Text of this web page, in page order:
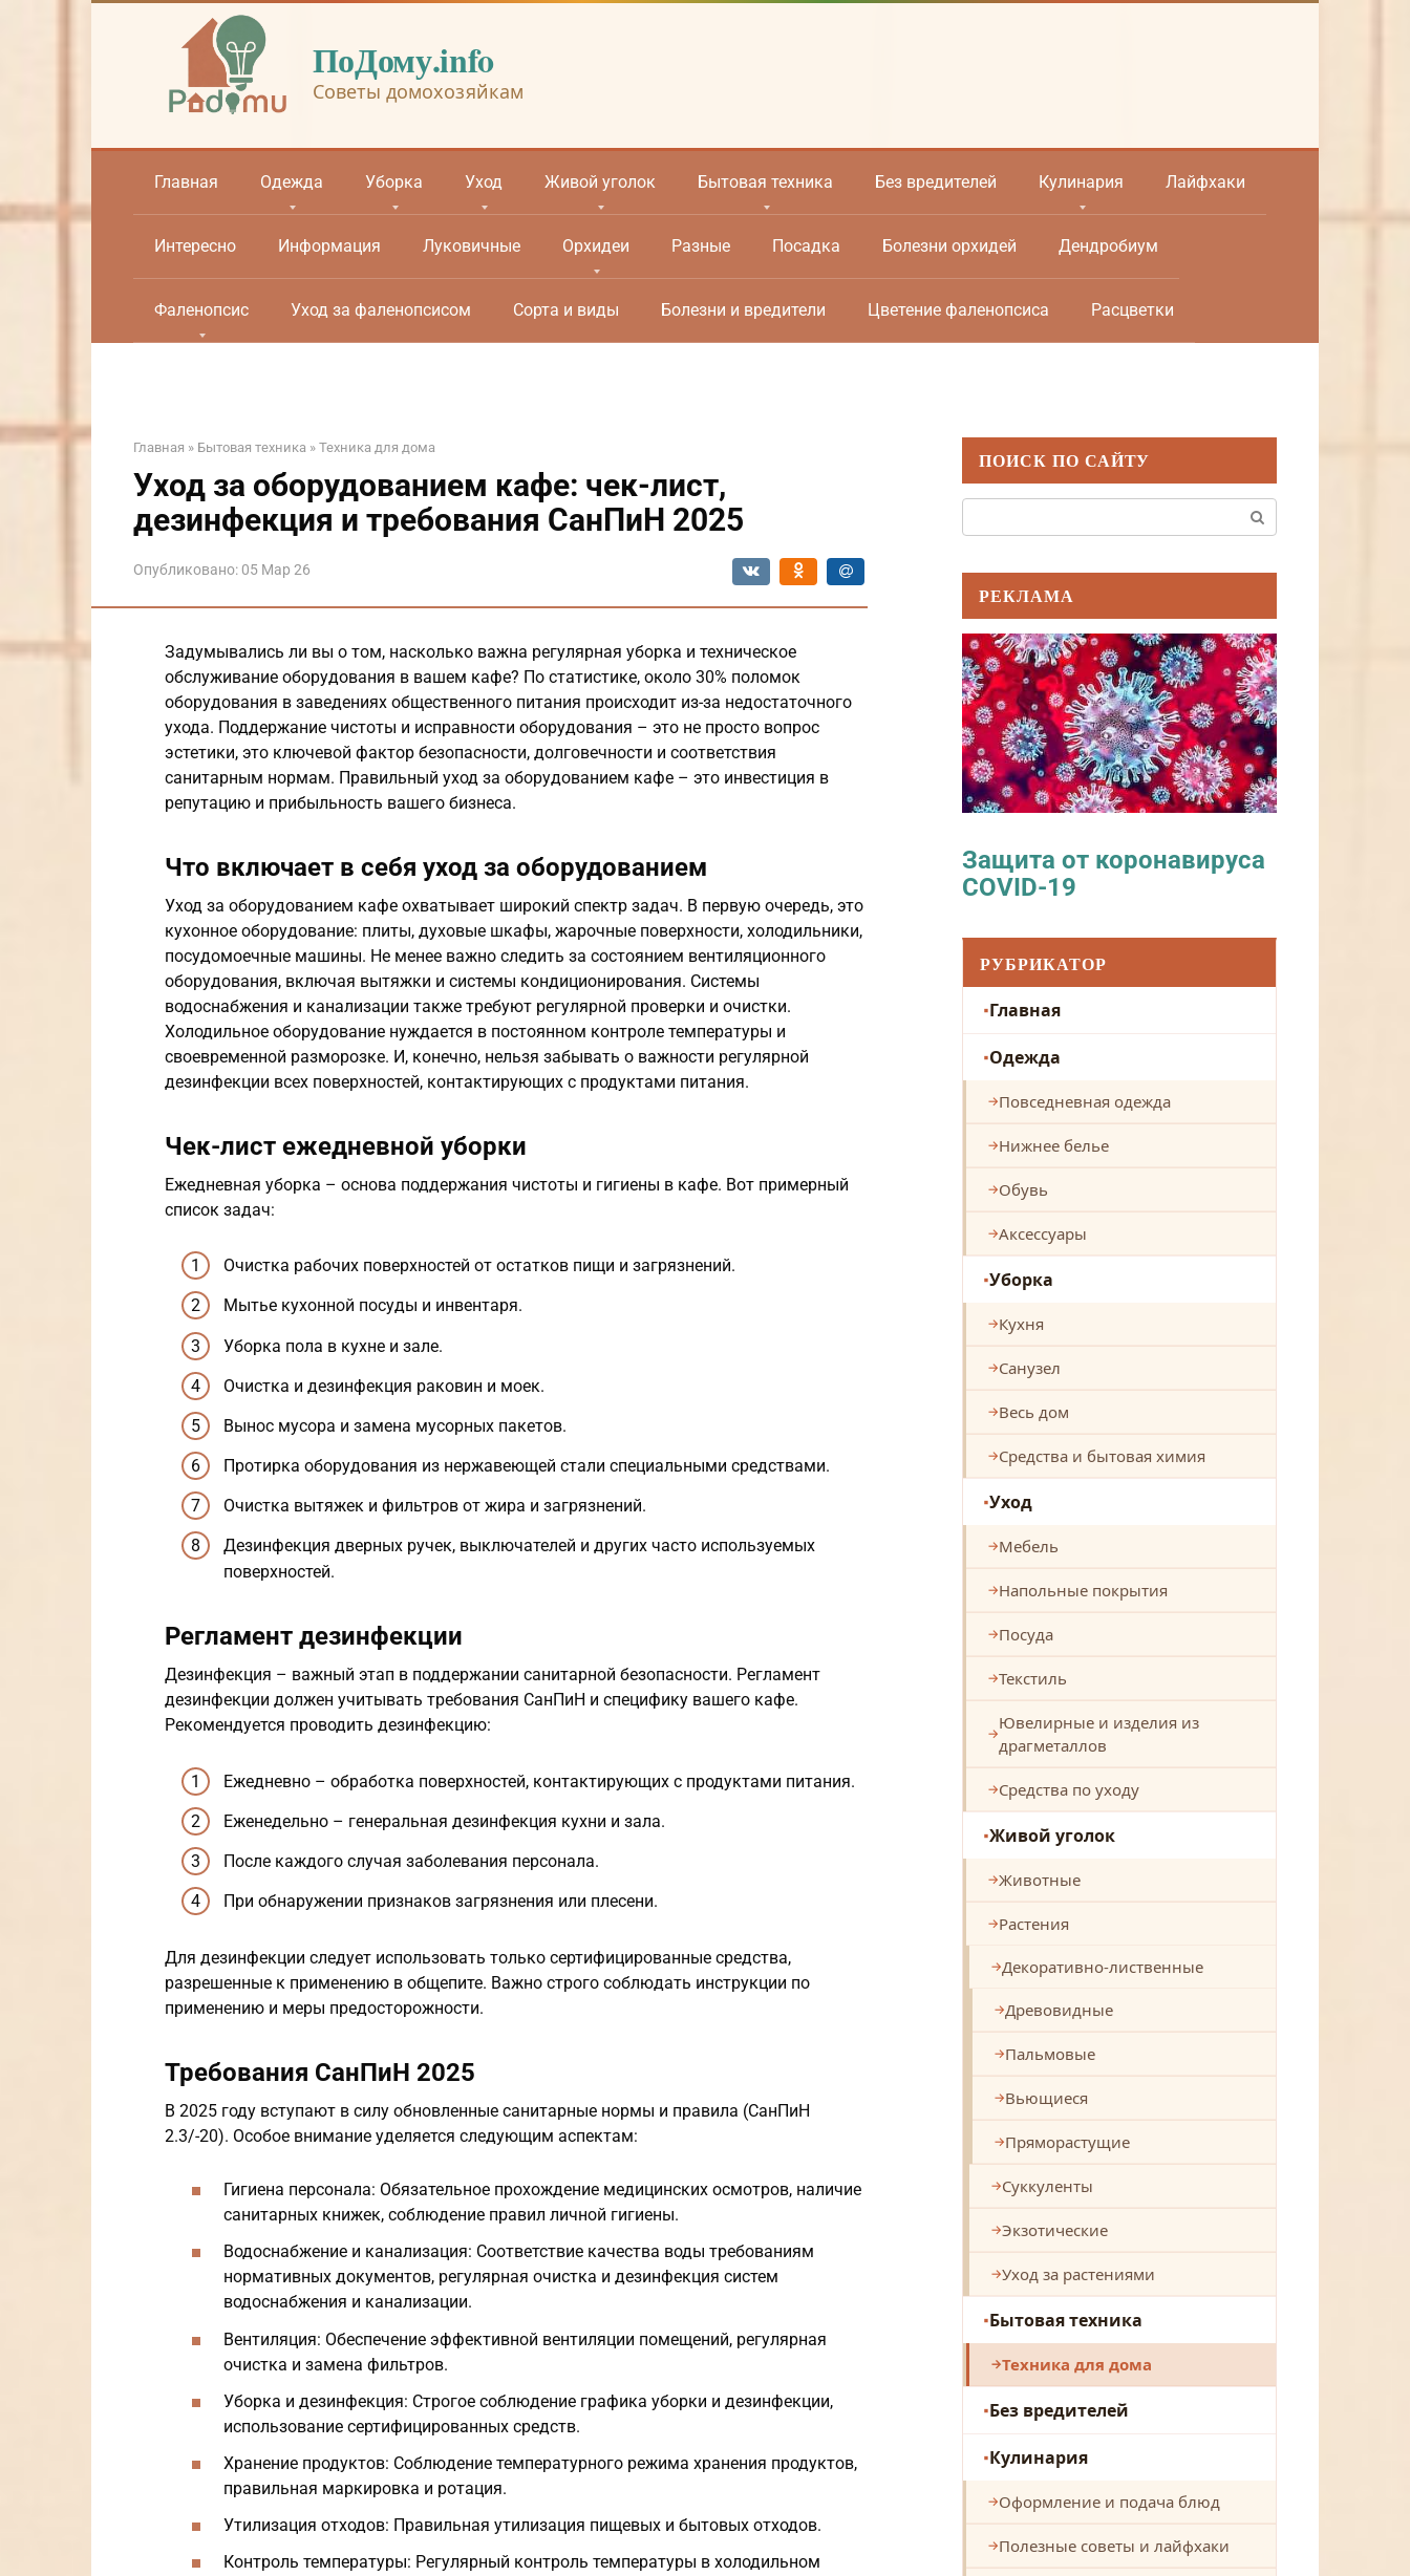
ПоДому.info
Советы домохозяйкам
Главная Одежда Уборка Уход Живой уголок Бытовая техника Без вредителей Кулинария Лайфхаки
Интересно Информация Луковичные Орхидеи Разные Посадка Болезни орхидей Дендробиум
Фаленопсис Уход за фаленопсисом Сорта и виды Болезни и вредители Цветение фаленопсиса Расцветки
Главная » Бытовая техника » Техника для дома
Уход за оборудованием кафе: чек-лист,
дезинфекция и требования СанПиН 2025
Опубликовано: 05 Мар 26
Задумывались ли вы о том, насколько важна регулярная уборка и техническое
обслуживание оборудования в вашем кафе? По статистике, около 30% поломок
оборудования в заведениях общественного питания происходит из-за недостаточного
ухода. Поддержание чистоты и исправности оборудования – это не просто вопрос
эстетики, это ключевой фактор безопасности, долговечности и соответствия
санитарным нормам. Правильный уход за оборудованием кафе – это инвестиция в
репутацию и прибыльность вашего бизнеса.
Что включает в себя уход за оборудованием
Уход за оборудованием кафе охватывает широкий спектр задач. В первую очередь, это
кухонное оборудование: плиты, духовые шкафы, жарочные поверхности, холодильники,
посудомоечные машины. Не менее важно следить за состоянием вентиляционного
оборудования, включая вытяжки и системы кондиционирования. Системы
водоснабжения и канализации также требуют регулярной проверки и очистки.
Холодильное оборудование нуждается в постоянном контроле температуры и
своевременной разморозке. И, конечно, нельзя забывать о важности регулярной
дезинфекции всех поверхностей, контактирующих с продуктами питания.
Чек-лист ежедневной уборки
Ежедневная уборка – основа поддержания чистоты и гигиены в кафе. Вот примерный
список задач:
Очистка рабочих поверхностей от остатков пищи и загрязнений.
Мытье кухонной посуды и инвентаря.
Уборка пола в кухне и зале.
Очистка и дезинфекция раковин и моек.
Вынос мусора и замена мусорных пакетов.
Протирка оборудования из нержавеющей стали специальными средствами.
Очистка вытяжек и фильтров от жира и загрязнений.
Дезинфекция дверных ручек, выключателей и других часто используемых
поверхностей.
Регламент дезинфекции
Дезинфекция – важный этап в поддержании санитарной безопасности. Регламент
дезинфекции должен учитывать требования СанПиН и специфику вашего кафе.
Рекомендуется проводить дезинфекцию:
Ежедневно – обработка поверхностей, контактирующих с продуктами питания.
Еженедельно – генеральная дезинфекция кухни и зала.
После каждого случая заболевания персонала.
При обнаружении признаков загрязнения или плесени.
Для дезинфекции следует использовать только сертифицированные средства,
разрешенные к применению в общепите. Важно строго соблюдать инструкции по
применению и меры предосторожности.
Требования СанПиН 2025
В 2025 году вступают в силу обновленные санитарные нормы и правила (СанПиН
2.3/-20). Особое внимание уделяется следующим аспектам:
Гигиена персонала: Обязательное прохождение медицинских осмотров, наличие
санитарных книжек, соблюдение правил личной гигиены.
Водоснабжение и канализация: Соответствие качества воды требованиям
нормативных документов, регулярная очистка и дезинфекция систем
водоснабжения и канализации.
Вентиляция: Обеспечение эффективной вентиляции помещений, регулярная
очистка и замена фильтров.
Уборка и дезинфекция: Строгое соблюдение графика уборки и дезинфекции,
использование сертифицированных средств.
Хранение продуктов: Соблюдение температурного режима хранения продуктов,
правильная маркировка и ротация.
Утилизация отходов: Правильная утилизация пищевых и бытовых отходов.
Контроль температуры: Регулярный контроль температуры в холодильном
ПОИСК ПО САЙТУ
РЕКЛАМА
Защита от коронавируса
COVID-19
РУБРИКАТОР
Главная
Одежда
Повседневная одежда
Нижнее белье
Обувь
Аксессуары
Уборка
Кухня
Санузел
Весь дом
Средства и бытовая химия
Уход
Мебель
Напольные покрытия
Посуда
Текстиль
Ювелирные и изделия из
драгметаллов
Средства по уходу
Живой уголок
Животные
Растения
Декоративно-лиственные
Древовидные
Пальмовые
Вьющиеся
Пряморастущие
Суккуленты
Экзотические
Уход за растениями
Бытовая техника
Техника для дома
Без вредителей
Кулинария
Оформление и подача блюд
Полезные советы и лайфхаки